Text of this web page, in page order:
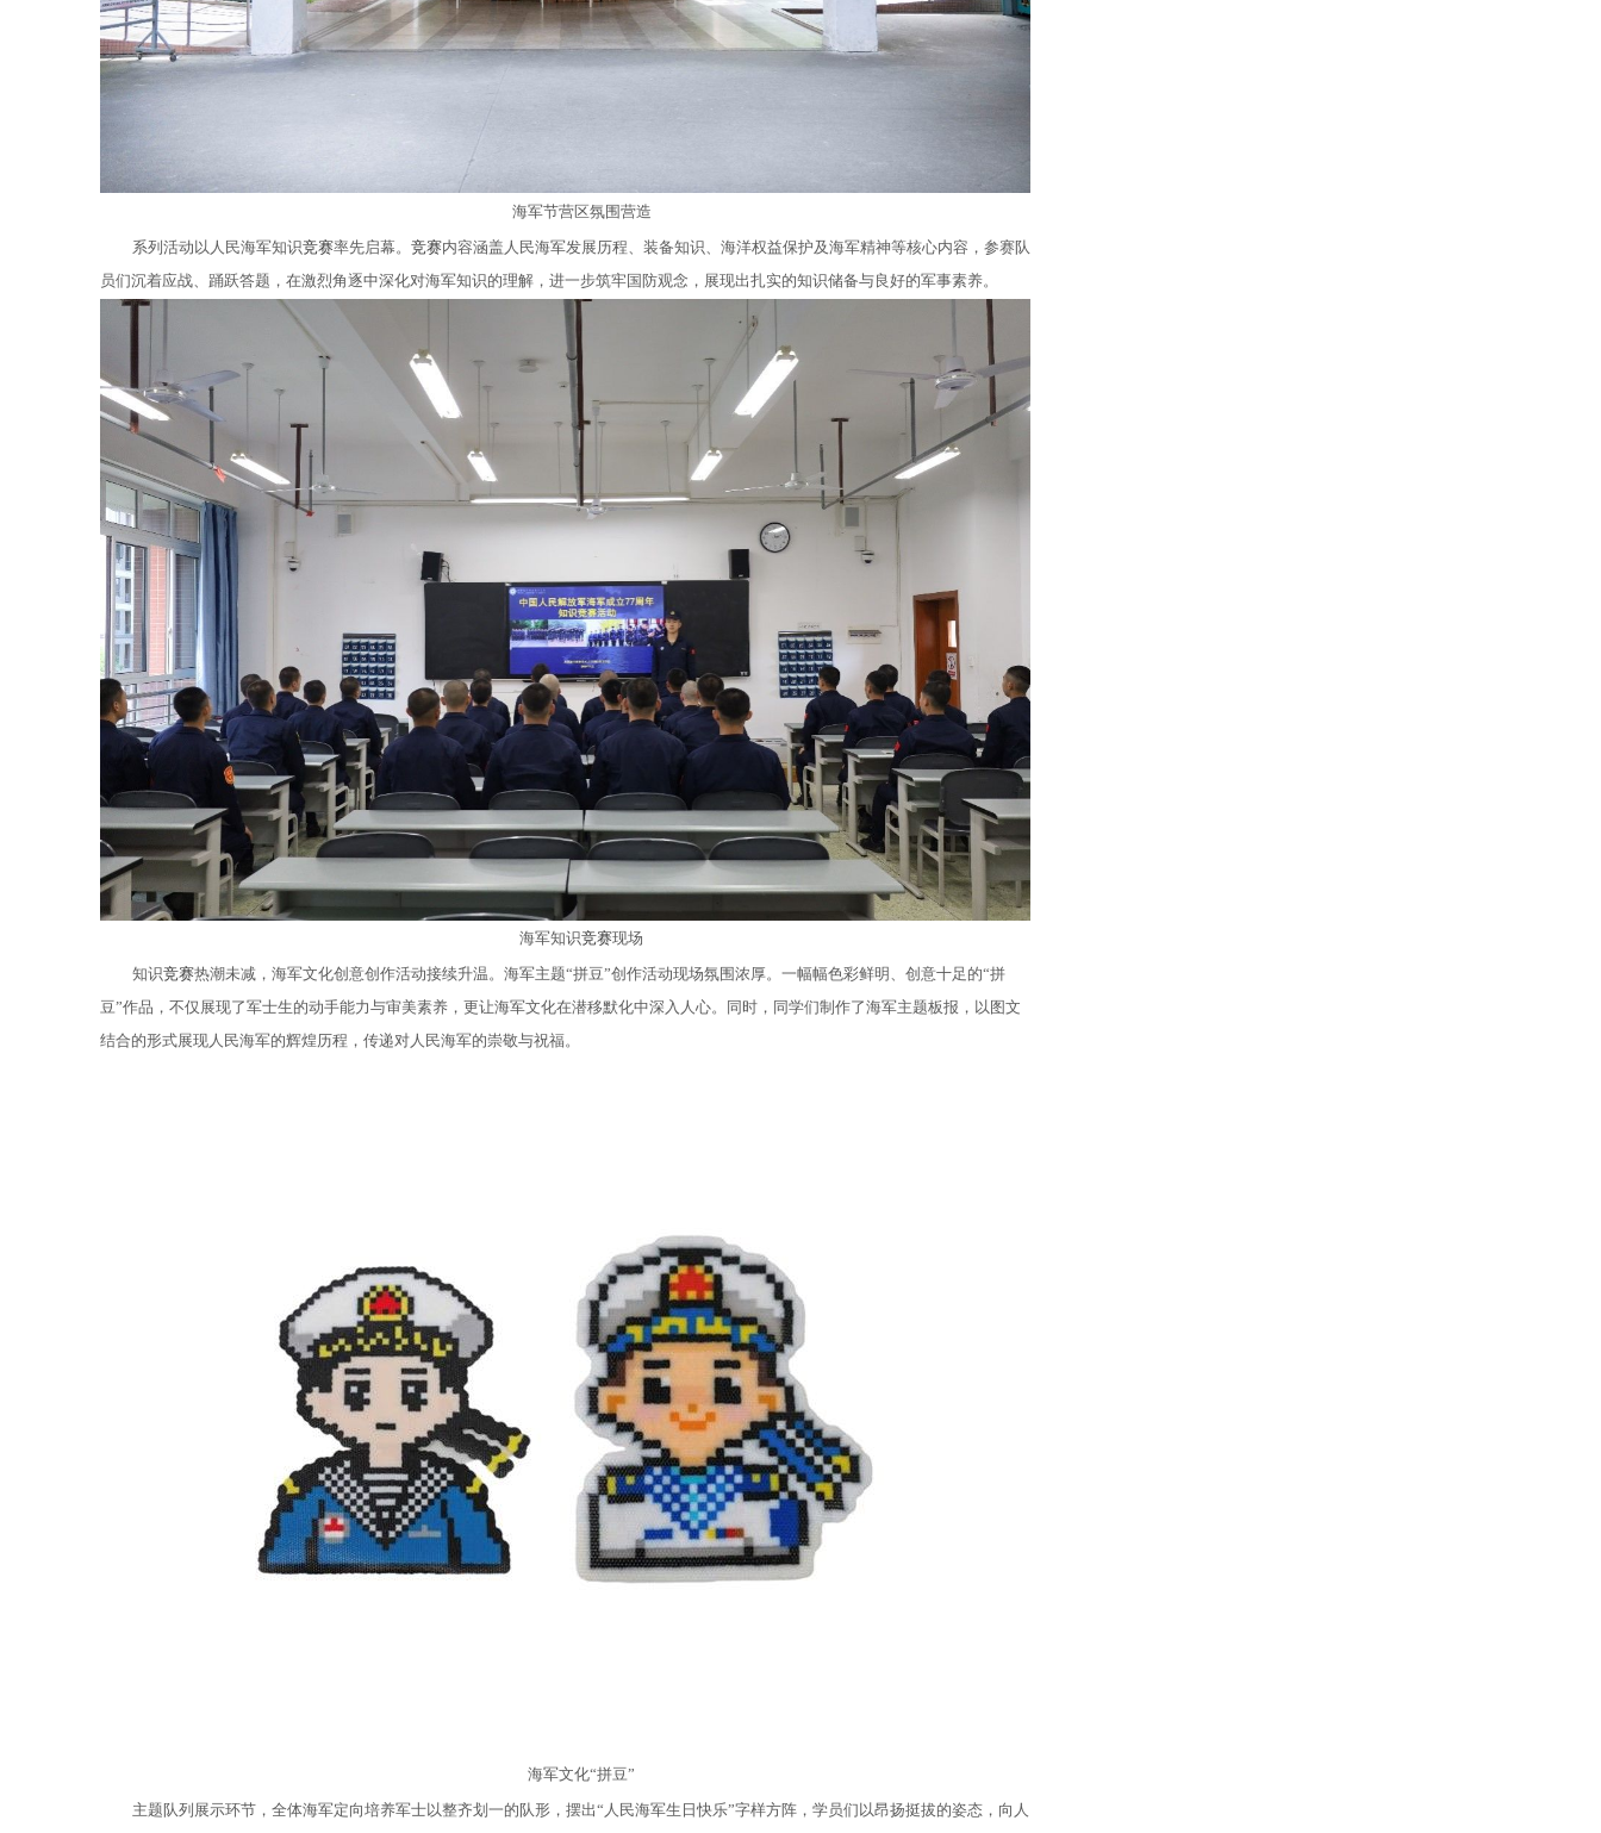
海军节营区氛围营造
系列活动以人民海军知识竞赛率先启幕。 竞赛内容涵盖人民海军发展历程、装备知识、海洋权益保护及海军精神等核心内容，参赛队
员们沉着应战、踊跃答题，在激烈角逐中深化对海军知识的理解，进一步筑牢国防观念，展现出扎实的知识储备与良好的军事素养。
海军知识竞赛现场
知识竞赛热潮未减，海军文化创意创作活动接续升温。海军主题“拼豆”创作活动现场氛围浓厚。一幅幅色彩鲜明、创意十足的“拼
豆”作品，不仅展现了军士生的动手能力与审美素养，更让海军文化在潜移默化中深入人心。同时，同学们制作了海军主题板报，以图文
结合的形式展现人民海军的辉煌历程，传递对人民海军的崇敬与祝福。
海军文化“拼豆”
主题队列展示环节，全体海军定向培养军士以整齐划一的队形，摆出“人民海军生日快乐”字样方阵，学员们以昂扬挺拔的姿态，向人